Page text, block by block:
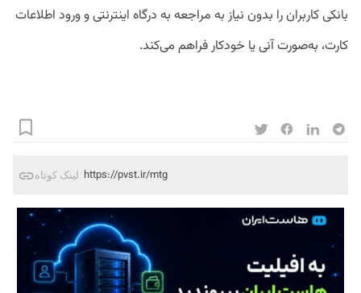
بانکی کاربران را بدون نیاز به مراجعه به درگاه اینترنتی و ورود اطلاعات
کارت، به‌صورت آنی یا خودکار فراهم می‌کند.
لینک کوتاه https://pvst.ir/mtg